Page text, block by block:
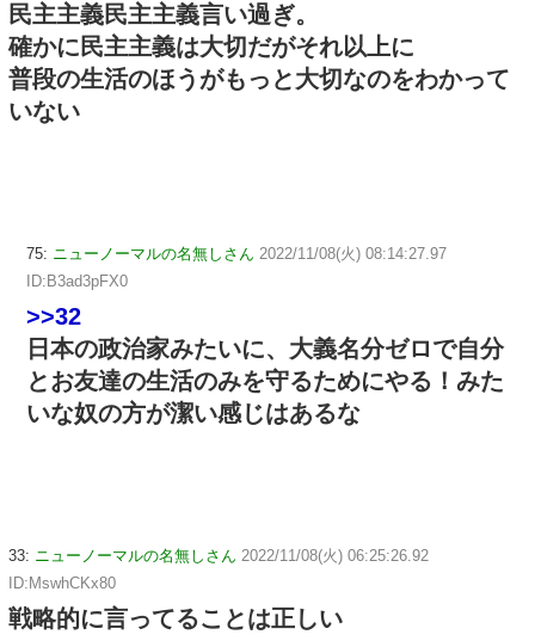
民主主義民主主義言い過ぎ。
確かに民主主義は大切だがそれ以上に
普段の生活のほうがもっと大切なのをわかって
いない
75: ニューノーマルの名無しさん 2022/11/08(火) 08:14:27.97
ID:B3ad3pFX0
>>32
日本の政治家みたいに、大義名分ゼロで自分
とお友達の生活のみを守るためにやる！みた
いな奴の方が潔い感じはあるな
33: ニューノーマルの名無しさん 2022/11/08(火) 06:25:26.92
ID:MswhCKx80
戦略的に言ってることは正しい